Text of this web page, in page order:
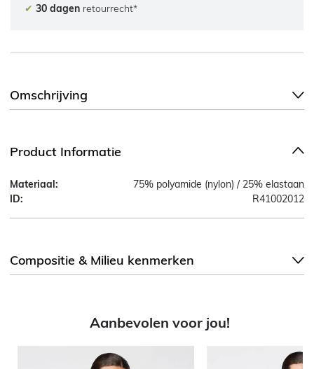
✔ 30 dagen retourrecht*
Omschrijving
Product Informatie
Materiaal:
75% polyamide (nylon) / 25% elastaan
ID:
R41002012
Compositie & Milieu kenmerken
Aanbevolen voor jou!